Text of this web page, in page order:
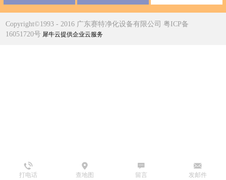
Copyright©1993 - 2016 广东赛特净化设备有限公司 粤ICP备
16051720号 犀牛云提供企业云服务
打电话 查地图 发邮件
留言